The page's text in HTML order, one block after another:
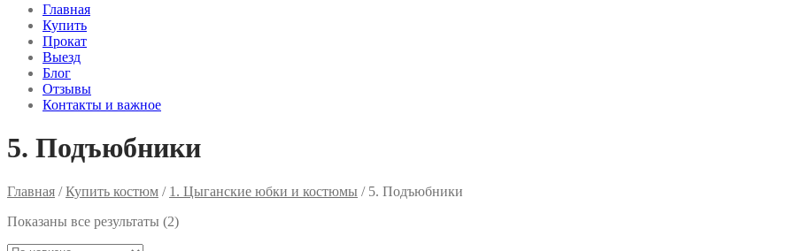
Главная
Купить
Прокат
Выезд
Блог
Отзывы
Контакты и важное
5. Подъюбники
Главная /Купить костюм / 1. Цыганские юбки и костюмы / 5. Подъюбники
Показаны все результаты (2)Сортировка: